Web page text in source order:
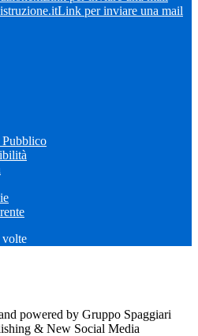
Link per inviare una mail
volte
powered by Gruppo Spaggiari
& New Social Media